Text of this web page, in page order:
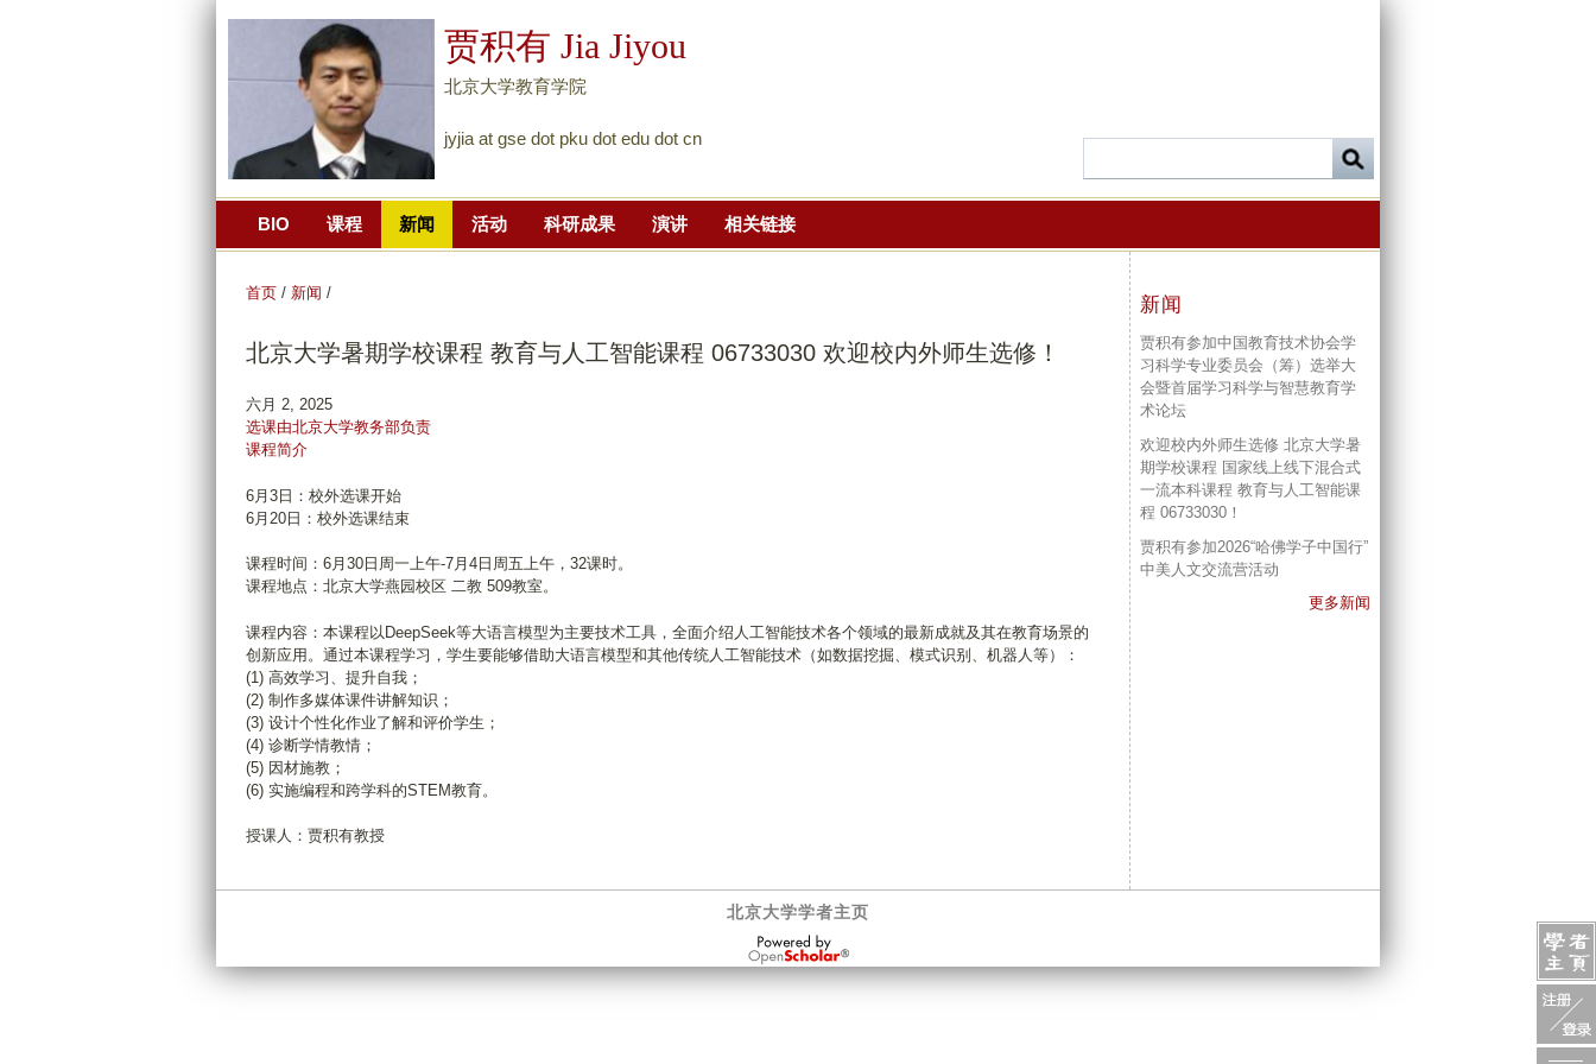
主
分
贾积有 Jia Jiyou
北京大学教育学院
jyjia at gse dot pku dot edu dot cn
BIO 课程 新闻 活动 科研成果 演讲 相关链接
首页 / 新闻 /
北京大学暑期学校课程 教育与人工智能课程 06733030 欢迎校内外师生选修！
六月 2, 2025
选课由北京大学教务部负责
课程简介
6月3日：校外选课开始
6月20日：校外选课结束
课程时间：6月30日周一上午-7月4日周五上午，32课时。
课程地点：北京大学燕园校区 二教 509教室。
课程内容：本课程以DeepSeek等大语言模型为主要技术工具，全面介绍人工智能技术各个领域的最新成就及其在教育场景的
创新应用。通过本课程学习，学生要能够借助大语言模型和其他传统人工智能技术（如数据挖掘、模式识别、机器人等）：
(1) 高效学习、提升自我；
(2) 制作多媒体课件讲解知识；
(3) 设计个性化作业了解和评价学生；
(4) 诊断学情教情；
(5) 因材施教；
(6) 实施编程和跨学科的STEM教育。
授课人：贾积有教授
新闻
贾积有参加中国教育技术协会学
习科学专业委员会（筹）选举大
会暨首届学习科学与智慧教育学
术论坛
欢迎校内外师生选修 北京大学暑
期学校课程 国家线上线下混合式
一流本科课程 教育与人工智能课
程 06733030！
贾积有参加2026“哈佛学子中国行”
中美人文交流营活动
更多新闻
北京大学学者主页
OpenScholar